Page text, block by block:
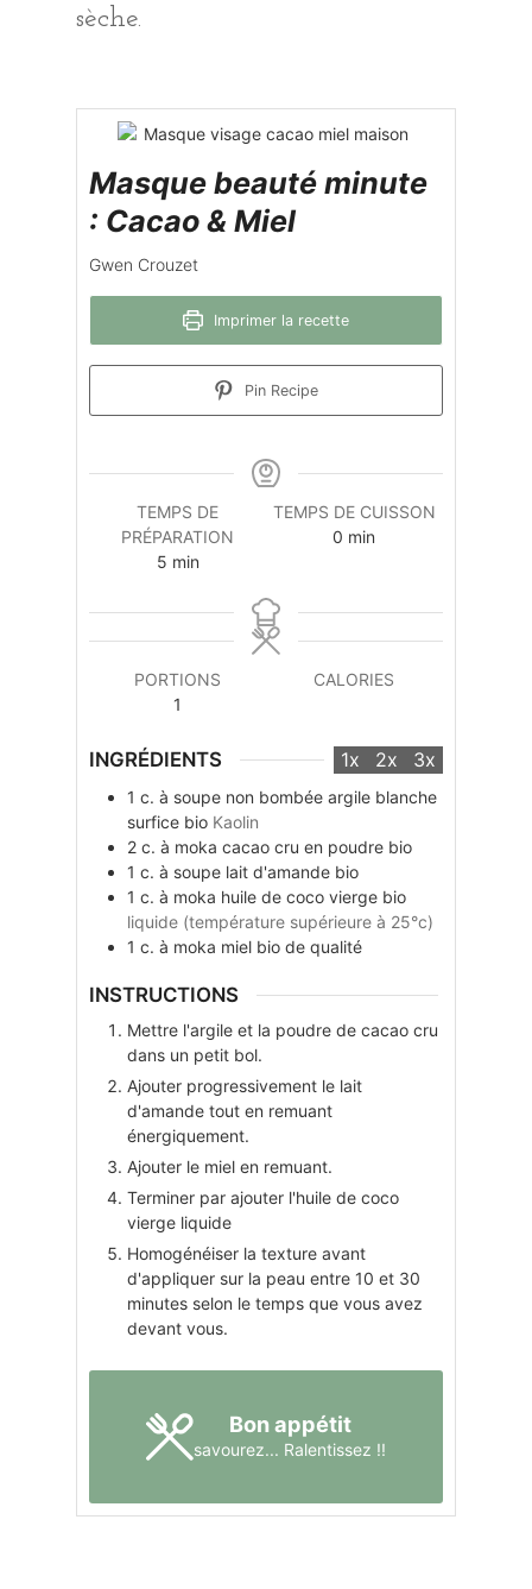
sèche.
Masque beauté minute
: Cacao & Miel
Gwen Crouzet
Imprimer la recette
Pin Recipe
TEMPS DE
PRÉPARATION
5minutes
min
TEMPS DE CUISSON
0 minutes
min
PORTIONS
1
CALORIES
INGRÉDIENTS 1x 2x 3x
1 c. à soupe non bombée argile blanche
surfice bio Kaolin
2 c. à mokacacao cru en poudre bio
1 c. à soupe lait d'amande bio
1 c. à moka huile de coco vierge bio
liquide (température supérieure à 25°c)
1 c. à moka miel bio de qualité
INSTRUCTIONS
Mettre l'argile et la poudre de cacao cru
dans un petit bol.
Ajouter progressivement le lait
d'amande tout en remuant
énergiquement.
Ajouter le miel en remuant.
Terminer par ajouter l'huile de coco
vierge liquide
Homogénéiser la texture avant
d'appliquer sur la peau entre 10 et 30
minutes selon le temps que vous avez
devant vous.
Bon appétit
savourez... Ralentissez !!